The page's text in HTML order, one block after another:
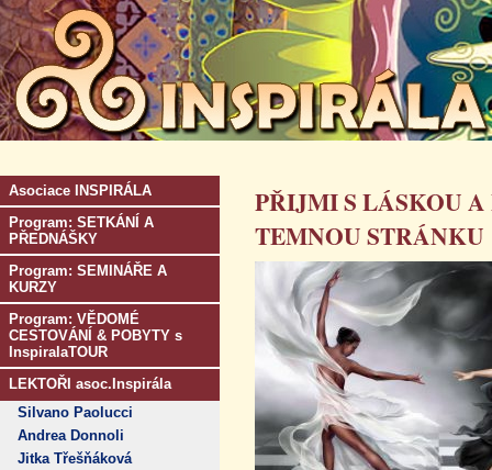
Asociace INSPIRÁLA
Program: SETKÁNÍ A
PŘEDNÁŠKY
Program: SEMINÁŘE A
KURZY
Program: VĚDOMÉ
CESTOVÁNÍ & POBYTY s
InspiralaTOUR
LEKTOŘI asoc.Inspirála
Silvano Paolucci
Andrea Donnoli
Jitka Třešňáková
PŘIJMI S LÁSKOU
TEMNOU STRÁNKU